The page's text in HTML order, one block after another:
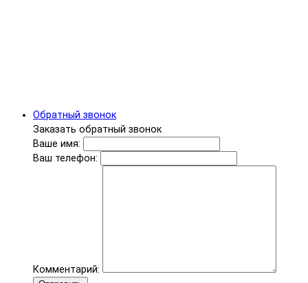
Обратный звонок
Заказать обратный звонок
Ваше имя:
Ваш телефон:
Комментарий: